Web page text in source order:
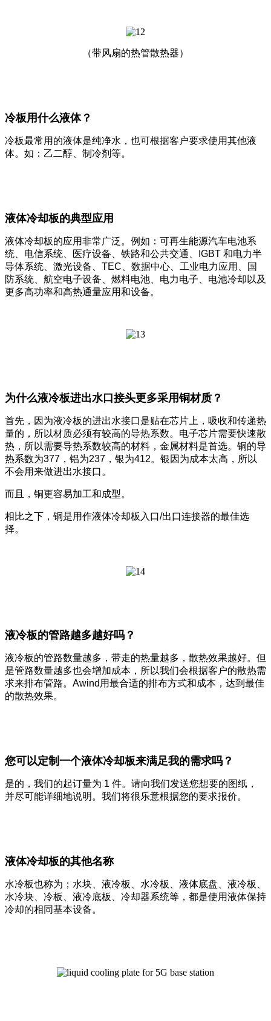
（带风扇的热管散热器）
冷板用什么液体？
冷板最常用的液体是纯净水，也可根据客户要求使用其他液
体。如：乙二醇、制冷剂等。
液体冷却板的典型应用
液体冷却板的应用非常广泛。例如：可再生能源汽车电池系
统、电信系统、医疗设备、铁路和公共交通、IGBT 和电力半
导体系统、激光设备、TEC、数据中心、工业电力应用、国
防系统、航空电子设备、燃料电池、电力电子、电池冷却以及
更多高功率和高热通量应用和设备。
为什么液冷板进出水口接头更多采用铜材质？
首先，因为液冷板的进出水接口是贴在芯片上，吸收和传递热
量的，所以材质必须有较高的导热系数。电子芯片需要快速散
热，所以需要导热系数较高的材料，金属材料是首选。铜的导
热系数为377，铝为237，银为412。银因为成本太高，所以
不会用来做进出水接口。
而且，铜更容易加工和成型。
相比之下，铜是用作液体冷却板入口/出口连接器的最佳选
择。
液冷板的管路越多越好吗？
液冷板的管路数量越多，带走的热量越多，散热效果越好。但
是管路数量越多也会增加成本，所以我们会根据客户的散热需
求来排布管路。Awind用最合适的排布方式和成本，达到最佳
的散热效果。
您可以定制一个液体冷却板来满足我的需求吗？
是的，我们的起订量为 1 件。请向我们发送您想要的图纸，
并尽可能详细地说明。我们将很乐意根据您的要求报价。
液体冷却板的其他名称
水冷板也称为；水块、液冷板、水冷板、液体底盘、液冷板、
水冷块、冷板、液冷底板、冷却器系统等，都是使用液体保持
冷却的相同基本设备。